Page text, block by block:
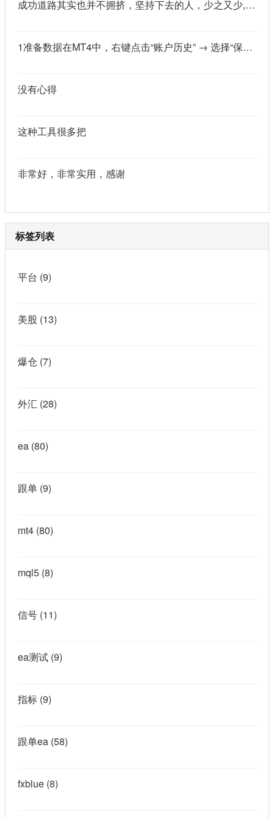
成功道路其实也并不拥挤，坚持下去的人，少之又少,说的真好
1准备数据在MT4中，右键点击“账户历史” → 选择“保存为详细户口结单” → 保存为一个HTML文件。用Excel打开这个HTML文件，或者打开它并复制全部内容，粘贴到一个空白Excel工作表中。2使用你的.xlsm文件打开你已经保存好的“MT4报表合并神器.xlsm”文件。将上一步中未处理的两行数据，复制并粘贴到这个.xlsm文件的第一个工作表中。3运行宏在Excel中，按快捷键 Alt + F8 打开“宏”对话框。选择名为 MergeMT4Statement_Ultimate 的宏，然后点击“执行”或“运行”。4完成宏运行后，你会发现原本错位成两行的数据，已经自动合并成一行了。
没有心得
这种工具很多把
非常好，非常实用，感谢
标签列表
平台 (9)
美股 (13)
爆仓 (7)
外汇 (28)
ea (80)
跟单 (9)
mt4 (80)
mql5 (8)
信号 (11)
ea测试 (9)
指标 (9)
跟单ea (58)
fxblue (8)